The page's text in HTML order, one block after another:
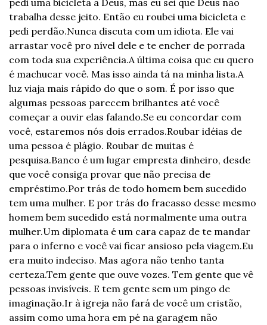
pedi uma bicicleta a Deus, mas eu sei que Deus não
trabalha desse jeito. Então eu roubei uma bicicleta e
pedi perdão.Nunca discuta com um idiota. Ele vai
arrastar você pro nível dele e te encher de porrada
com toda sua experiência.A última coisa que eu quero
é machucar você. Mas isso ainda tá na minha lista.A
luz viaja mais rápido do que o som. É por isso que
algumas pessoas parecem brilhantes até você
começar a ouvir elas falando.Se eu concordar com
você, estaremos nós dois errados.Roubar idéias de
uma pessoa é plágio. Roubar de muitas é
pesquisa.Banco é um lugar empresta dinheiro, desde
que você consiga provar que não precisa de
empréstimo.Por trás de todo homem bem sucedido
tem uma mulher. E por trás do fracasso desse mesmo
homem bem sucedido está normalmente uma outra
mulher.Um diplomata é um cara capaz de te mandar
para o inferno e você vai ficar ansioso pela viagem.Eu
era muito indeciso. Mas agora não tenho tanta
certeza.Tem gente que ouve vozes. Tem gente que vê
pessoas invisíveis. E tem gente sem um pingo de
imaginação.Ir à igreja não fará de você um cristão,
assim como uma hora em pé na garagem não